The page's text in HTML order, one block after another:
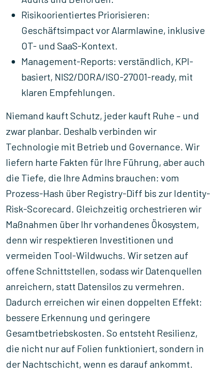
Risikoorientiertes Priorisieren:
Geschäftsimpact vor Alarmlawine, inklusive
OT- und SaaS-Kontext.
Management-Reports: verständlich, KPI-
basiert, NIS2/DORA/ISO-27001-ready, mit
klaren Empfehlungen.
Niemand kauft Schutz, jeder kauft Ruhe – und
zwar planbar. Deshalb verbinden wir
Technologie mit Betrieb und Governance. Wir
liefern harte Fakten für Ihre Führung, aber auch
die Tiefe, die Ihre Admins brauchen: vom
Prozess-Hash über Registry-Diff bis zur Identity-
Risk-Scorecard. Gleichzeitig orchestrieren wir
Maßnahmen über Ihr vorhandenes Ökosystem,
denn wir respektieren Investitionen und
vermeiden Tool-Wildwuchs. Wir setzen auf
offene Schnittstellen, sodass wir Datenquellen
anreichern, statt Datensilos zu vermehren.
Dadurch erreichen wir einen doppelten Effekt:
bessere Erkennung und geringere
Gesamtbetriebskosten. So entsteht Resilienz,
die nicht nur auf Folien funktioniert, sondern in
der Nachtschicht, wenn es darauf ankommt.